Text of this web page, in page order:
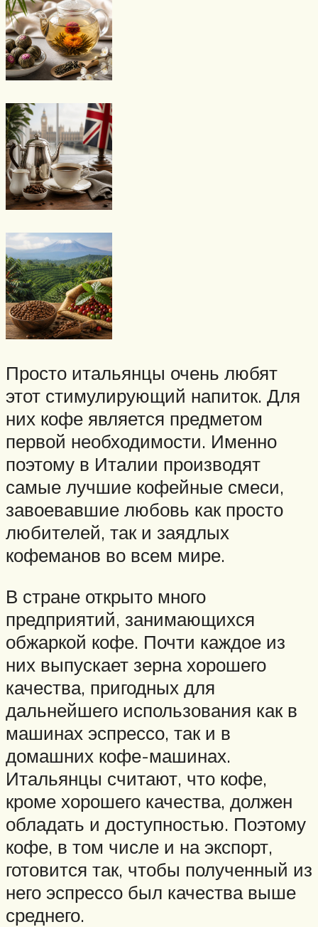
Просто итальянцы очень любят
этот стимулирующий напиток. Для
них кофе является предметом
первой необходимости. Именно
поэтому в Италии производят
самые лучшие кофейные смеси,
завоевавшие любовь как просто
любителей, так и заядлых
кофеманов во всем мире.
В стране открыто много
предприятий, занимающихся
обжаркой кофе. Почти каждое из
них выпускает зерна хорошего
качества, пригодных для
дальнейшего использования как в
машинах эспрессо, так и в
домашних кофе-машинах.
Итальянцы считают, что кофе,
кроме хорошего качества, должен
обладать и доступностью. Поэтому
кофе, в том числе и на экспорт,
готовится так, чтобы полученный из
него эспрессо был качества выше
среднего.